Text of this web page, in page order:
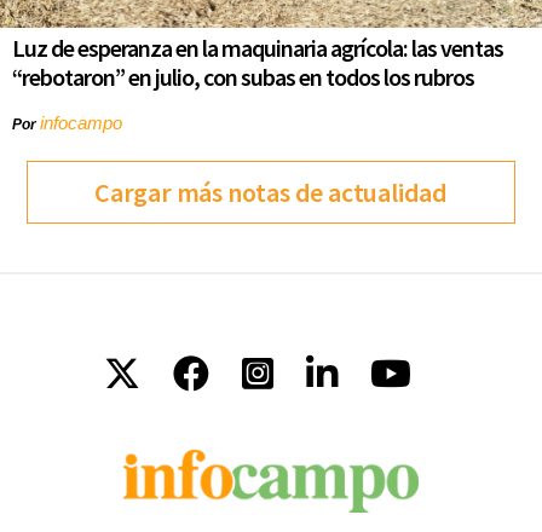
Luz de esperanza en la maquinaria agrícola: las ventas
“rebotaron” en julio, con subas en todos los rubros
Porinfocampo
Cargar más notas de actualidad